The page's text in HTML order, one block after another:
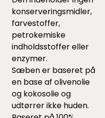
konserveringsmidler,
farvestoffer,
petrokemiske
indholdsstoffer eller
enzymer.
Sæben er baseret på
en base af olivenolie
og kokosolie og
udtørrer ikke huden.